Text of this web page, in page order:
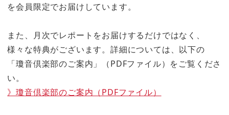
を会員限定でお届けしています。
また、月次でレポートをお届けするだけではなく、
様々な特典がございます。詳細については、以下の
「瓊音倶楽部のご案内」（PDFファイル）をご覧くださ
い。
》瓊音倶楽部のご案内（PDFファイル）